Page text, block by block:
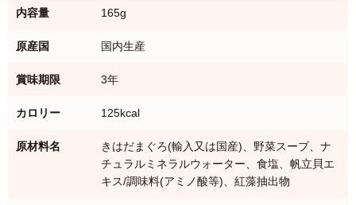
内容量 165g
原産国 国内生産
賞味期限 3年
カロリー 125kcal
原材料名
きはだまぐろ(輸入又は国産)、野菜スープ、ナ
チュラルミネラルウォーター、食塩、帆立貝エ
キス/調味料(アミノ酸等)、紅藻抽出物